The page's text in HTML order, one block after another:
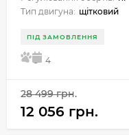
Тип двигуна: щітковий
ПІД ЗАМОВЛЕННЯ
5 4
28 499 грн.
12 056 грн.